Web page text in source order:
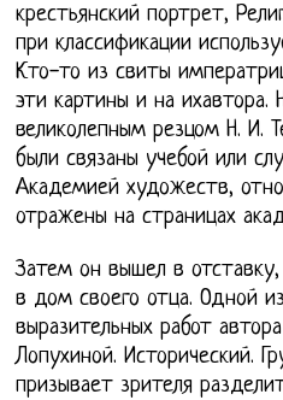
крестьянский портрет,
при классификации
Кто-то из свиты
эти картины и на ихавтора.
великолепным резцом Н. И.
были связаны учебой или
Академией художеств,
отражены на страницах
Затем он вышел в
в дом своего отца. Одной
выразительных работ
Лопухиной. Исторический.
призывает зрителя